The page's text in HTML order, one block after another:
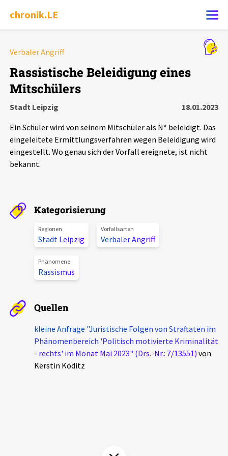
chronik.LE
Chronik
Leipziger Zustände
Phänomene
Aktuelles
Alle Beiträge
Pressemitteilungen
Podcasts
Über uns
Projektbeschreibung
Unterstützer_innen
Verbaler Angriff
Rassistische Beleidigung eines
Mitschülers
Stadt Leipzig
18.01.2023
Ein Schüler wird von seinem Mitschüler als N* beleidigt. Das
eingeleitete Ermittlungsverfahren wegen Beleidigung wird
eingestellt. Wo genau sich der Vorfall ereignete, ist nicht
bekannt.
Kategorisierung
Regionen
Stadt Leipzig
Vorfallsarten
Verbaler Angriff
Phänomene
Rassismus
Quellen
kleine Anfrage "Juristische Folgen von Straftaten im
Phänomenbereich 'Politisch motivierte Kriminalität
- rechts' im Monat Mai 2023" (Drs.-Nr.: 7/13551) von
Kerstin Köditz
Alle Ereignisse
Ereignisse
Ereignisse